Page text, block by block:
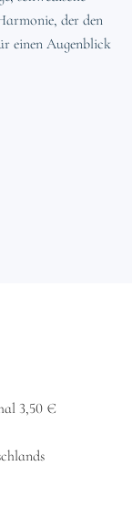
der den
einen Augenblick
3,50 €